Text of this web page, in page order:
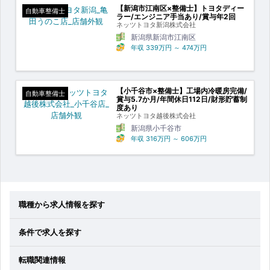
自動車整備士
【新潟市江南区×整備士】トヨタディー
ラー/エンジニア手当あり/賞与年2回
ネッツトヨタ新潟株式会社
新潟県新潟市江南区
年収 339万円 ～ 474万円
自動車整備士
【小千谷市×整備士】工場内冷暖房完備/
賞与5.7か月/年間休日112日/財形貯蓄制
度あり
ネッツトヨタ越後株式会社
新潟県小千谷市
年収 316万円 ～ 606万円
職種から求人情報を探す
条件で求人を探す
転職関連情報